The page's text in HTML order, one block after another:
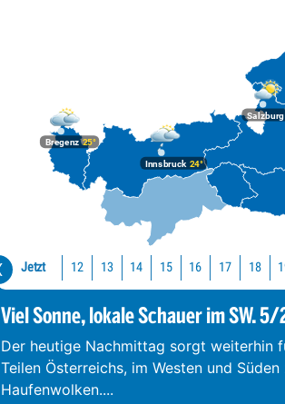
Bregenz25°
Innsbruck24°
Salzburg
Jetzt 12 13 14 15 16 17 18
Viel Sonne, lokale Schauer im SW. 5/
Der heutige Nachmittag sorgt weiterhin
Teilen Österreichs, im Westen und
Haufenwolken....